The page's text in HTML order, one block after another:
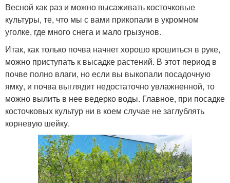
Весной как раз и можно высаживать косточковые
культуры, те, что мы с вами прикопали в укромном
уголке, где много снега и мало грызунов.
Итак, как только почва начнет хорошо крошиться в руке,
можно приступать к высадке растений. В этот период в
почве полно влаги, но если вы выкопали посадочную
ямку, и почва выглядит недостаточно увлажненной, то
можно вылить в нее ведерко воды. Главное, при посадке
косточковых культур ни в коем случае не заглублять
корневую шейку.